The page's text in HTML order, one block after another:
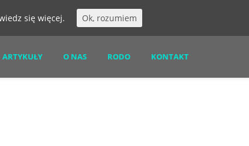
ARTYKUŁY O NAS RODO KONTAKT
się więcej. Ok, rozumiem